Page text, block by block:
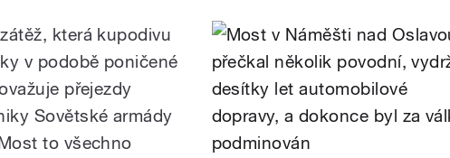
která kupodivu
v podobě poničené
přejezdy
Sovětské armády
to všechno